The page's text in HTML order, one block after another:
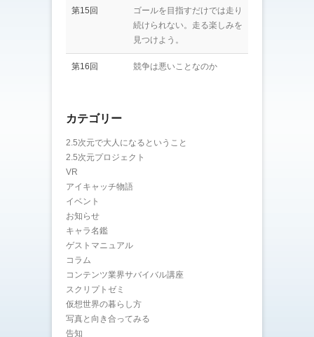
第15回
ゴールを目指すだけでは走り
続けられない。走る楽しみを
見つけよう。
第16回 競争は悪いことなのか
カテゴリー
2.5次元で大人になるということ
2.5次元プロジェクト
VR
アイキャッチ物語
イベント
お知らせ
キャラ名鑑
ゲストマニュアル
コラム
コンテンツ業界サバイバル講座
スクリプトゼミ
仮想世界の暮らし方
写真と向き合ってみる
告知